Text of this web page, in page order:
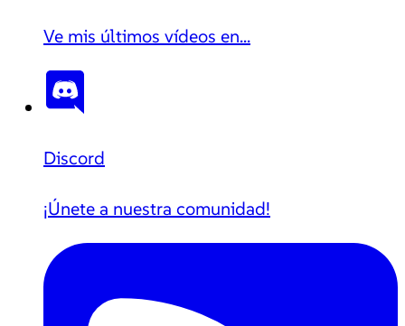
Ve mis últimos vídeos en...
Discord
¡Únete a nuestra comunidad!